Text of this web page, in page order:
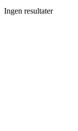
Ingen resultater